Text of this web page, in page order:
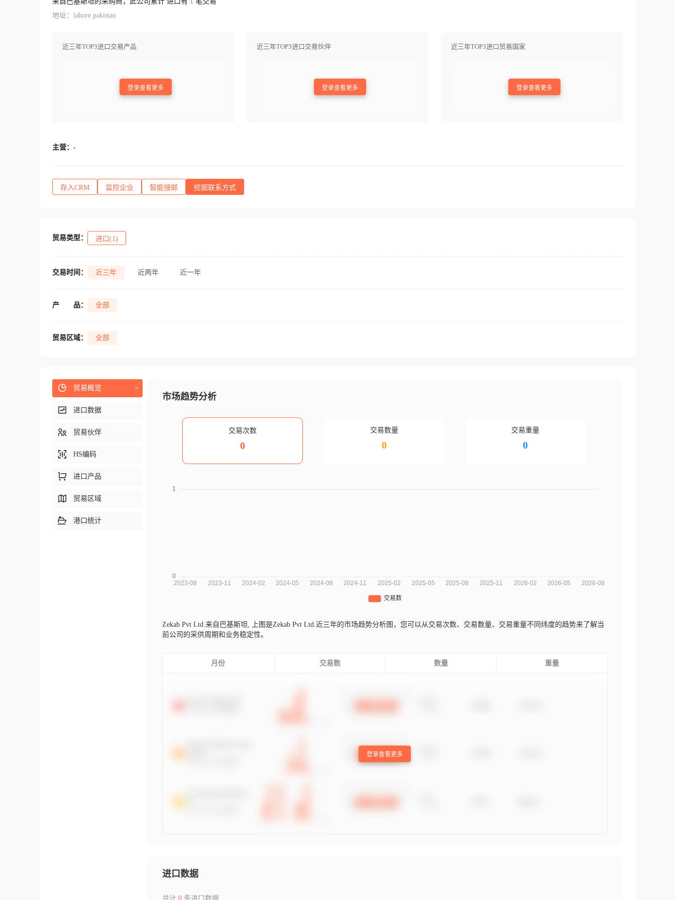
地址：lahore pakistan
近三年TOP3进口交易产品
登录查看更多
近三年TOP3进口交易伙伴
登录查看更多
近三年TOP3进口贸易国家
登录查看更多
主营： -
存入CRM 监控企业 智能搜邮 挖掘联系方式
贸易类型： 进口(1)
交易时间： 近三年 近两年 近一年
产 品： 全部
贸易区域： 全部
市场趋势分析
交易次数
0
交易数量
0
交易重量
0
Zekab Pvt Ltd.来自巴基斯坦,
上图是Zekab Pvt Ltd.近三年的市场趋势分析图，您可以从交易次数、交易数量、交易重量不同纬度的趋势来了解当
前公司的采供周期和业务稳定性。
月份 交易数 数量 重量
登录查看更多
进口数据
共计 0条进口数据
贸易概览 >
进口数据
贸易伙伴
HS编码
进口产品
贸易区域
港口统计